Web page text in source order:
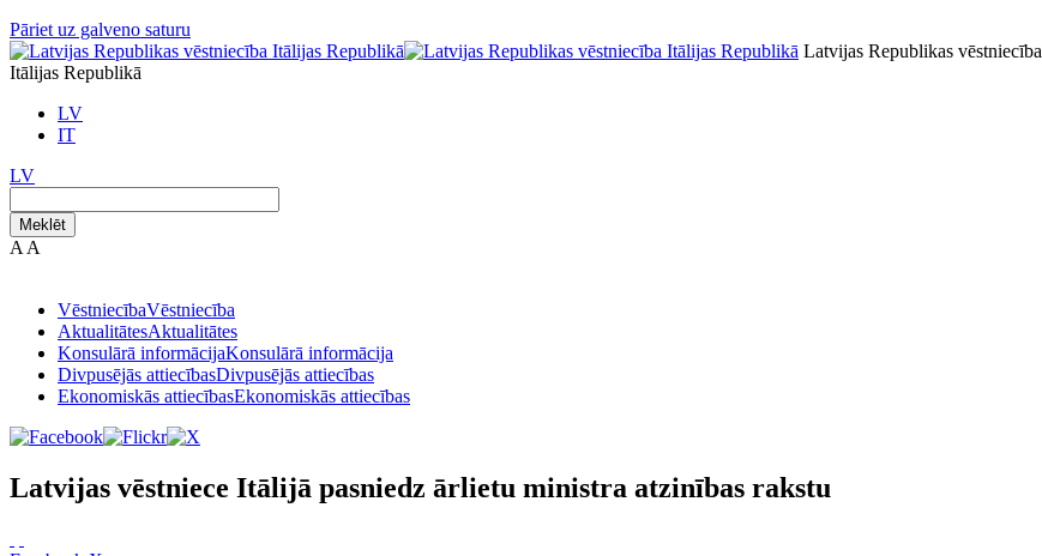
Pāriet uz galveno saturu
Latvijas Republikas vēstniecība
Itālijas Republikā
LV
IT
LV
Meklēt
A A
VēstniecībaVēstniecība
AktualitātesAktualitātes
Konsulārā informācijaKonsulārā informācija
Divpusējās attiecībasDivpusējās attiecības
Ekonomiskās attiecībasEkonomiskās attiecības
Latvijas vēstniece Itālijā pasniedz ārlietu ministra atzinības rakstu